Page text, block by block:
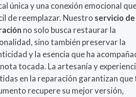
única y una conexión emocional
de reemplazar. Nuestro servicio de
no solo busca restaurar la
sino también preservar la
y la esencia que ha
tocada. La artesanía y
en la reparación garantizan que
recupere su mejor versión,